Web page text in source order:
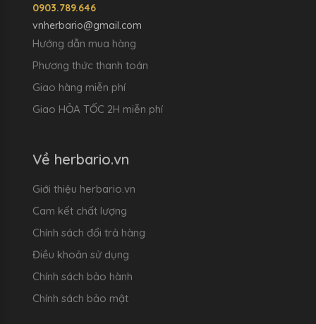
0903.789.646
vnherbario@gmail.com
Hướng dẫn mua hàng
Phương thức thanh toán
Giao hàng miễn phí
Giao HỎA TỐC 2H miễn phí
Về herbario.vn
Giới thiệu herbario.vn
Cam kết chất lượng
Chính sách đổi trả hàng
Điều khoản sử dụng
Chính sách bảo hành
Chính sách bảo mật